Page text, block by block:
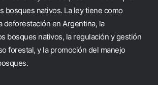
bosques nativos. La ley tiene como
deforestación en Argentina, la
bosques nativos, la regulación y gestión
forestal, y la promoción del manejo